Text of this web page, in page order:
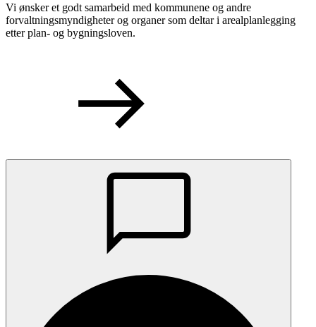
Vi ønsker et godt samarbeid med kommunene og andre
forvaltningsmyndigheter og organer som deltar i arealplanlegging
etter plan- og bygningsloven.